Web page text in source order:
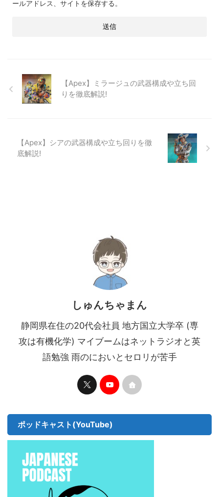
ールアドレス、サイトを保存する。
【Apex】ミラージュの武器構成や立ち回
りを徹底解説!
【Apex】シアの武器構成や立ち回りを徹
底解説!
しゅんちゃまん
静岡県在住の20代会社員 地方国立大学卒 (専
攻は有機化学) マイブームはネットラジオと英
語勉強 雨のにおいとセロリが苦手
ポッドキャスト(YouTube)